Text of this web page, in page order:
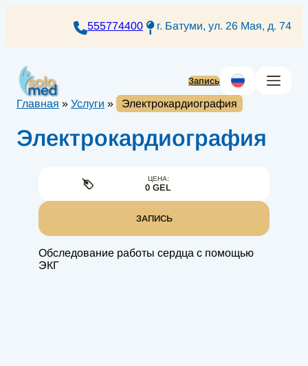
555774400 г. Батуми, ул. 26 Мая, д. 74
Запись
Главная » Услуги » Электрокардиография
Электрокардиография
Обследование работы сердца с помощью
ЭКГ
ЦЕНА:
0 GEL
ЗАПИСЬ